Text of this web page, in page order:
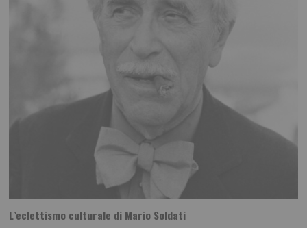
L’eclettismo culturale di Mario Soldati